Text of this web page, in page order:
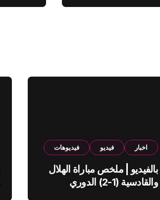
اخبار فيديو فيديوهات
بالفيديو | ملخص مباراة الهلال
والقادسية (1-2) الدوري